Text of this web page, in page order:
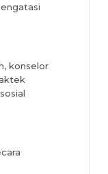
konselor